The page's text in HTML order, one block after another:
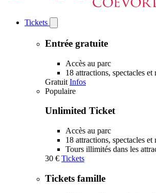
Tickets
Tickets
submenu
Entrée gratuite
Accès au parc
18 attractions, spectacles et
Gratuit Infos
Populaire
Unlimited Ticket
Accès au parc
18 attractions, spectacles et
Tours illimités dans les
30 € Tickets
Tickets famille